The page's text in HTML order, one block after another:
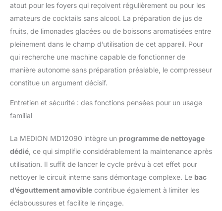
atout pour les foyers qui reçoivent régulièrement ou pour les
amateurs de cocktails sans alcool. La préparation de jus de
fruits, de limonades glacées ou de boissons aromatisées entre
pleinement dans le champ d’utilisation de cet appareil. Pour
qui recherche une machine capable de fonctionner de
manière autonome sans préparation préalable, le compresseur
constitue un argument décisif.
Entretien et sécurité : des fonctions pensées pour un usage
familial
La MEDION MD12090 intègre un programme de nettoyage
dédié , ce qui simplifie considérablement la maintenance après
utilisation. Il suffit de lancer le cycle prévu à cet effet pour
nettoyer le circuit interne sans démontage complexe. Le bac
d’égouttement amovible contribue également à limiter les
éclaboussures et facilite le rinçage.